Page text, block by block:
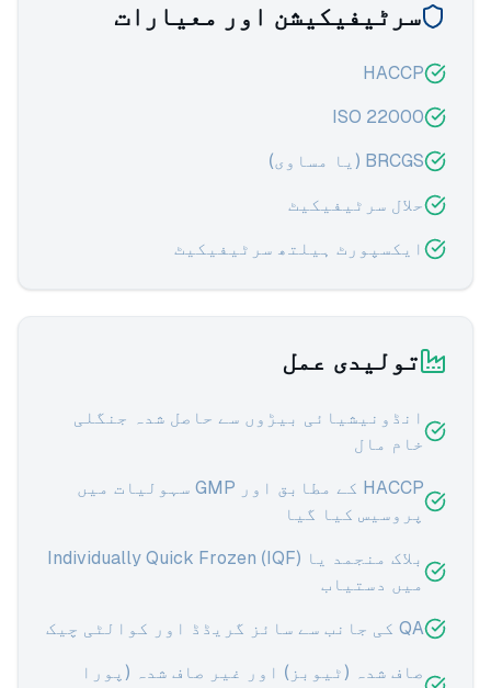
سرٹیفیکیشن اور معیارات
HACCP
ISO 22000
BRCGS (یا مساوی)
حلال سرٹیفیکیٹ
ایکسپورٹ ہیلتھ سرٹیفیکیٹ
تولیدی عمل
انڈونیشیائی بیڑوں سے حاصل شدہ جنگلی
خام مال
HACCP کے مطابق اور GMP سہولیات میں
پروسیس کیا گیا
بلاک منجمد یا Individually Quick Frozen (IQF)
میں دستیاب
QA کی جانب سے سائز گریڈڈ اور کوالٹی چیک
صاف شدہ (ٹیوبز) اور غیر صاف شدہ (پورا